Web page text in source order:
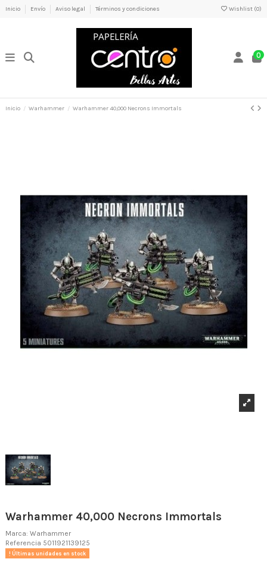
Inicio Envío Aviso legal Términos y condiciones Wishlist (0)
0
Inicio Warhammer Warhammer 40,000 Necrons Immortals
Warhammer 40,000 Necrons Immortals
Marca: Warhammer
Referencia 5011921139125
Últimas unidades en stock